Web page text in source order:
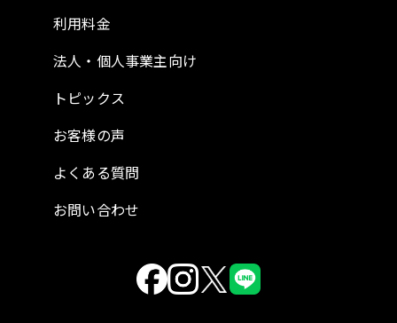
利用料金
法人・個人事業主向け
トピックス
お客様の声
よくある質問
お問い合わせ